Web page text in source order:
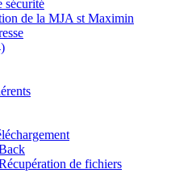
sécurité
de la MJA st Maximin
de fichiers